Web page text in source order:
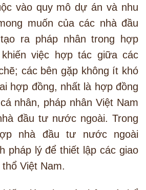
vào quy mô dự án và nhu
muốn của các nhà đầu
ra pháp nhân trong hợp
việc hợp tác giữa các
các bên gặp không ít khó
hợp đồng, nhất là hợp đồng
nhân, pháp nhân Việt Nam
đầu tư nước ngoài. Trong
nhà đầu tư nước ngoài
pháp lý để thiết lập các giao
Việt Nam.